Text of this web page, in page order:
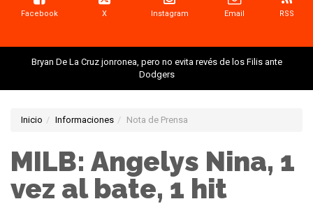
Facebook X Instagram Email RSS
Bryan De La Cruz jonronea, pero no evita revés de los Filis ante
Dodgers
Inicio Informaciones Nota de Prensa
MILB: Angelys Nina, 1
vez al bate, 1 hit